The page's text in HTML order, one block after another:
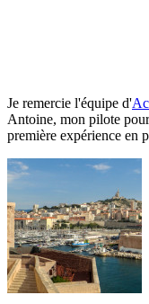
Je remercie l'équipe d'
Antoine, mon pilote
première expérience en